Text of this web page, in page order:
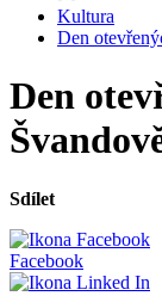
Kultura
Den
Den
Sdílet
Facebook